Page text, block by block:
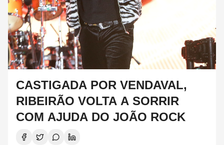
CASTIGADA POR VENDAVAL,
RIBEIRÃO VOLTA A SORRIR
COM AJUDA DO JOÃO ROCK